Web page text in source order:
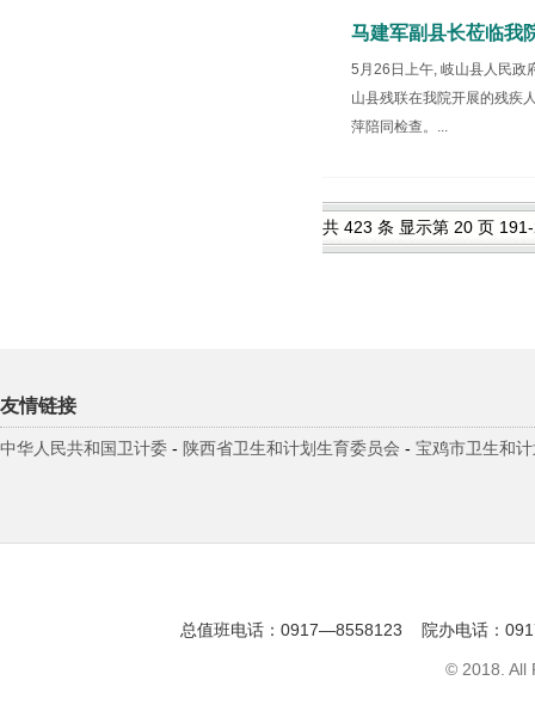
马建军副县长莅临我
5月26日上午, 岐山县人民政
山县残联在我院开展的残疾
萍陪同检查。...
共 423 条 显示第 20 页
友情链接
中华人民共和国卫计委 - 陕西省卫生和计划生育委员会 - 宝鸡市卫生和
总值班电话：0917—8558123 院办电话：
© 2018. All